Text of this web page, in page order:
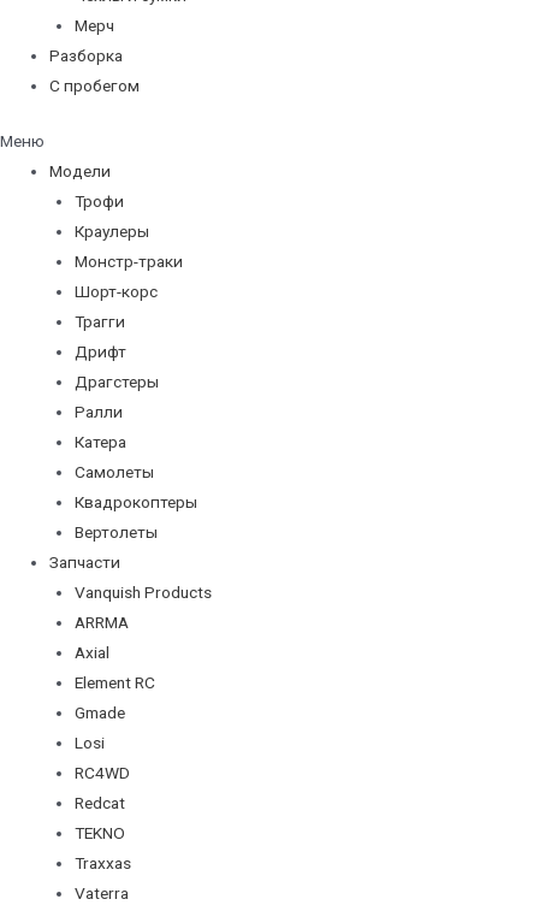
Мерч
Разборка
С пробегом
Меню
Модели
Трофи
Краулеры
Монстр-траки
Шорт-корс
Трагги
Дрифт
Драгстеры
Ралли
Катера
Самолеты
Квадрокоптеры
Вертолеты
Запчасти
Vanquish Products
ARRMA
Axial
Element RC
Gmade
Losi
RC4WD
Redcat
TEKNO
Traxxas
Vaterra